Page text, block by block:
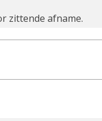
zittende afname.